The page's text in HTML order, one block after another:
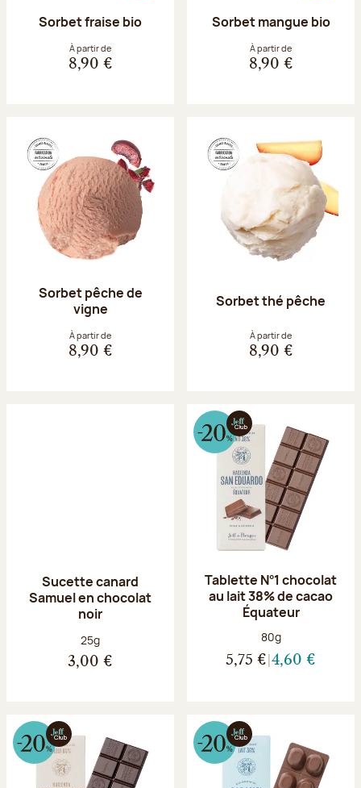
Sorbet fraise bio
À partir de
8,90 €
Sorbet mangue bio
À partir de
8,90 €
Sorbet pêche de
vigne
À partir de
8,90 €
Sorbet thé pêche
À partir de
8,90 €
Sucette canard
Samuel en chocolat
noir
Poids net :
25g
3,00 €
Tablette N°1 chocolat
au lait 38% de cacao
Équateur
Poids net :
80g
5,75 € 4,60 €